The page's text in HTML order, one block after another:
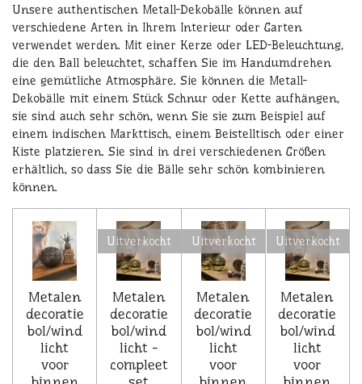
c
e
o
o
k
s
t
a
g
r
a
m
a
t
A
p
p
Unsere authentischen Metall-Dekobälle können auf
verschiedene Arten in Ihrem Interieur oder Garten
verwendet werden. Mit einer Kerze oder LED-Beleuchtung,
die den Ball beleuchtet, schaffen Sie im Handumdrehen
eine gemütliche Atmosphäre. Sie können die Metall-
Dekobälle mit einem Stück Schnur oder Kette aufhängen,
sie sind auch sehr schön, wenn Sie sie zum Beispiel auf
einem indischen Markttisch, einem Beistelltisch oder einer
Kiste platzieren. Sie sind in drei verschiedenen Größen
erhältlich, so dass Sie die Bälle sehr schön kombinieren
können.
Metalen
decoratie
bol/wind
licht
voor
Uitverkocht
Metalen
decoratie
bol/wind
licht -
compleet
Uitverkocht
Metalen
decoratie
bol/wind
licht
voor
Uitverkocht
Metalen
decoratie
bol/wind
licht
voor